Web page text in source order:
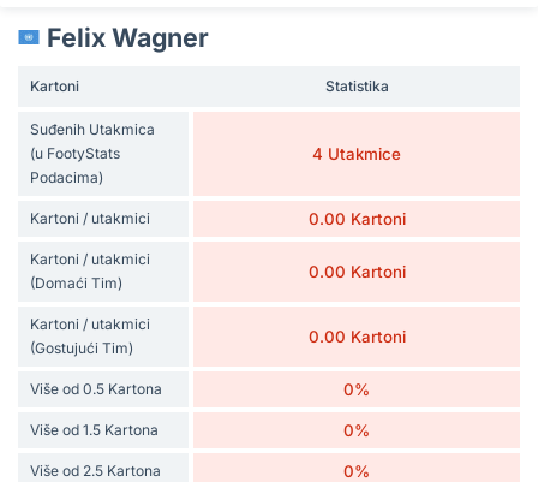
Felix Wagner
Kartoni Statistika
Suđenih Utakmica
(u FootyStats
Podacima)
4 Utakmice
Kartoni / utakmici 0.00 Kartoni
Kartoni / utakmici
(Domaći Tim)
0.00 Kartoni
Kartoni / utakmici
(Gostujući Tim)
0.00 Kartoni
Više od 0.5 Kartona 0%
Više od 1.5 Kartona 0%
Više od 2.5 Kartona 0%